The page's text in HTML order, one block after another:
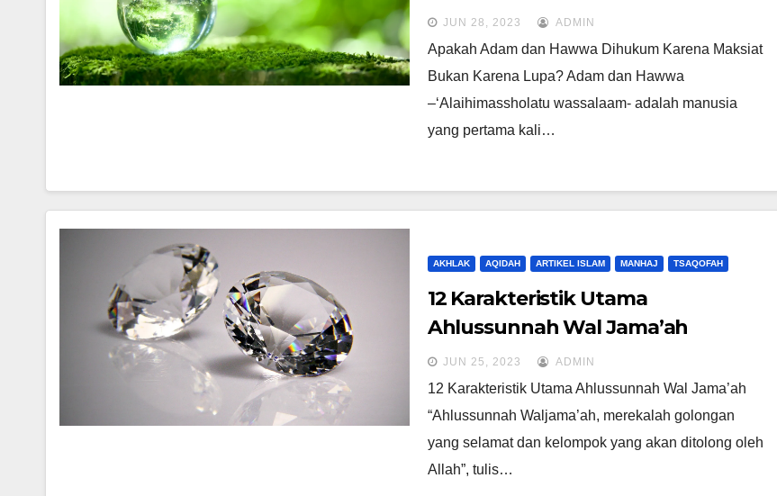
Karena Lupa?
JUN 28, 2023 ADMIN
Apakah Adam dan Hawwa Dihukum Karena Maksiat
Bukan Karena Lupa? Adam dan Hawwa
–‘Alaihimassholatu wassalaam- adalah manusia
yang pertama kali…
AKHLAK AQIDAH ARTIKEL ISLAM MANHAJ TSAQOFAH
12 Karakteristik Utama
Ahlussunnah Wal Jama’ah
JUN 25, 2023 ADMIN
12 Karakteristik Utama Ahlussunnah Wal Jama’ah
“Ahlussunnah Waljama’ah, merekalah golongan
yang selamat dan kelompok yang akan ditolong oleh
Allah”, tulis…